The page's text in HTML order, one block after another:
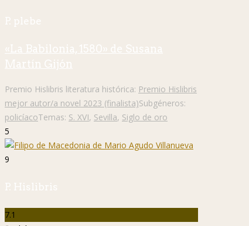
P. plebe
«La Babilonia, 1580» de Susana
Martín Gijón
Premio Hislibris literatura histórica: Premio Hislibris
mejor autor/a novel 2023 (finalista)Subgéneros:
policíacoTemas: S. XVI, Sevilla, Siglo de oro
5
9
P. Hislibris
7.1